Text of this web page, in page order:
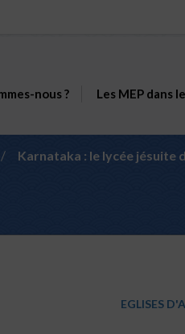
nous ? Les MEP dans
/ Karnataka : le lycée jésuite
EGLISES